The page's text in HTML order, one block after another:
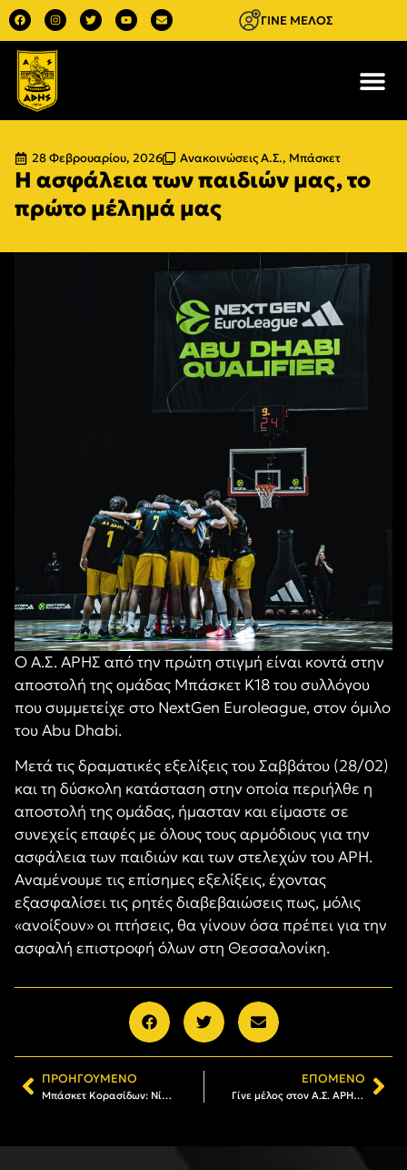
ΓΙΝΕ ΜΕΛΟΣ
28 Φεβρουαρίου, 2026 Ανακοινώσεις Α.Σ., Μπάσκετ
Η ασφάλεια των παιδιών μας, το
πρώτο μέλημά μας
Ο Α.Σ. ΑΡΗΣ από την πρώτη στιγμή είναι κοντά στην
αποστολή της ομάδας Μπάσκετ Κ18 του συλλόγου
που συμμετείχε στο NextGen Euroleague, στον όμιλο
του Abu Dhabi.
Μετά τις δραματικές εξελίξεις του Σαββάτου (28/02)
και τη δύσκολη κατάσταση στην οποία περιήλθε η
αποστολή της ομάδας, ήμασταν και είμαστε σε
συνεχείς επαφές με όλους τους αρμόδιους για την
ασφάλεια των παιδιών και των στελεχών του ΑΡΗ.
Αναμένουμε τις επίσημες εξελίξεις, έχοντας
εξασφαλίσει τις ρητές διαβεβαιώσεις πως, μόλις
«ανοίξουν» οι πτήσεις, θα γίνουν όσα πρέπει για την
ασφαλή επιστροφή όλων στη Θεσσαλονίκη.
ΠΡΟΗΓΟΎΜΕΝΟ
Μπάσκετ Κορασίδων: Nίκη για τον ΑΡΗ, 39-44 τον Απόλλωνα Καλαμαριάς
ΕΠΌΜΕΝΟ
Γίνε μέλος στον Α.Σ. ΑΡΗΣ: Το πρόγραμμα εγγραφών και ανανεώσεων (02/03 – 07/03)